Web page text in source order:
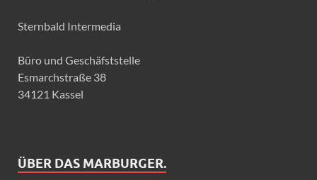
Sternbald Intermedia
Büro und Geschäfststelle
Esmarchstraße 38
34121 Kassel
ÜBER DAS MARBURGER.